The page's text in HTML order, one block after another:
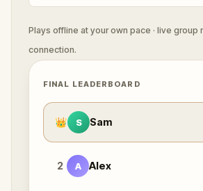
Plays offline at your own pace · live group
connection.
FINAL LEADERBOARD
👑 S Sam
2 A Alex